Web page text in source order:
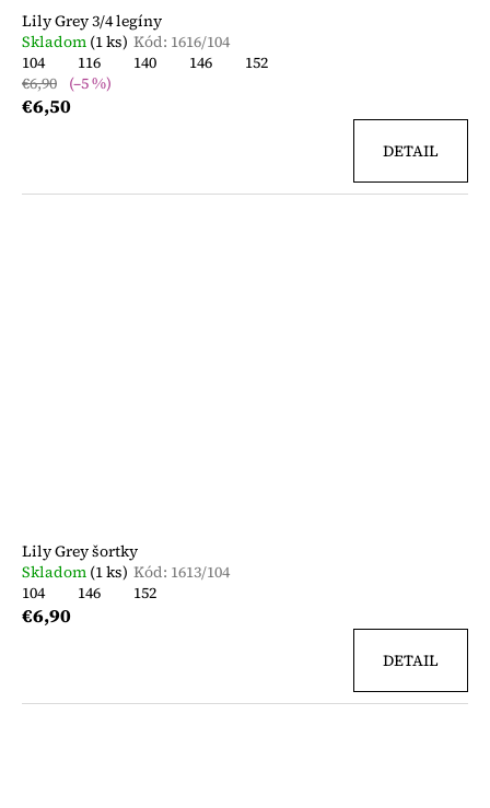
Lily Grey 3/4 legíny
Skladom (1 ks) Kód: 1616/104
104
116 140 146
152
€6,90 (–5 %)
€6,50
DETAIL
Lily Grey šortky
Skladom (1 ks) Kód: 1613/104
104
146 152
€6,90
DETAIL